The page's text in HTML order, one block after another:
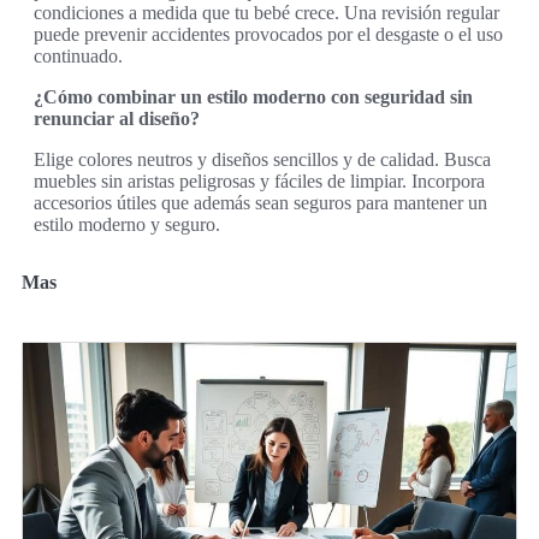
condiciones a medida que tu bebé crece. Una revisión regular
puede prevenir accidentes provocados por el desgaste o el uso
continuado.
¿Cómo combinar un estilo moderno con seguridad sin
renunciar al diseño?
Elige colores neutros y diseños sencillos y de calidad. Busca
muebles sin aristas peligrosas y fáciles de limpiar. Incorpora
accesorios útiles que además sean seguros para mantener un
estilo moderno y seguro.
Mas